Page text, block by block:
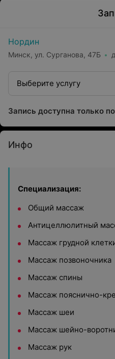
Нордин
Минск, ул. Сурганова, 47Б
Выберите услугу
Запись доступна только
Инфо
Специализация:
Общий массаж
Антицеллюлитный
Массаж грудной
Массаж позвоночника
Массаж спины
Массаж пояснично-
Массаж шеи
Массаж шейно-
Массаж рук